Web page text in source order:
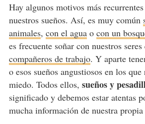
Hay algunos motivos más
nuestros sueños. Así, es muy común
animales, con el aguao con un
es frecuente soñar con nuestros
compañeros de trabajo. Y aparte
o esos sueños angustiosos en los
miedo. Todos ellos, sueños y
significado y debemos estar atentas
mucha información de nuestra